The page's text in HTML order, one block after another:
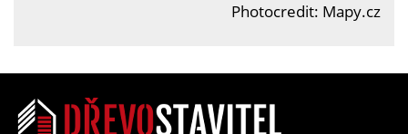
Photocredit: Mapy.cz